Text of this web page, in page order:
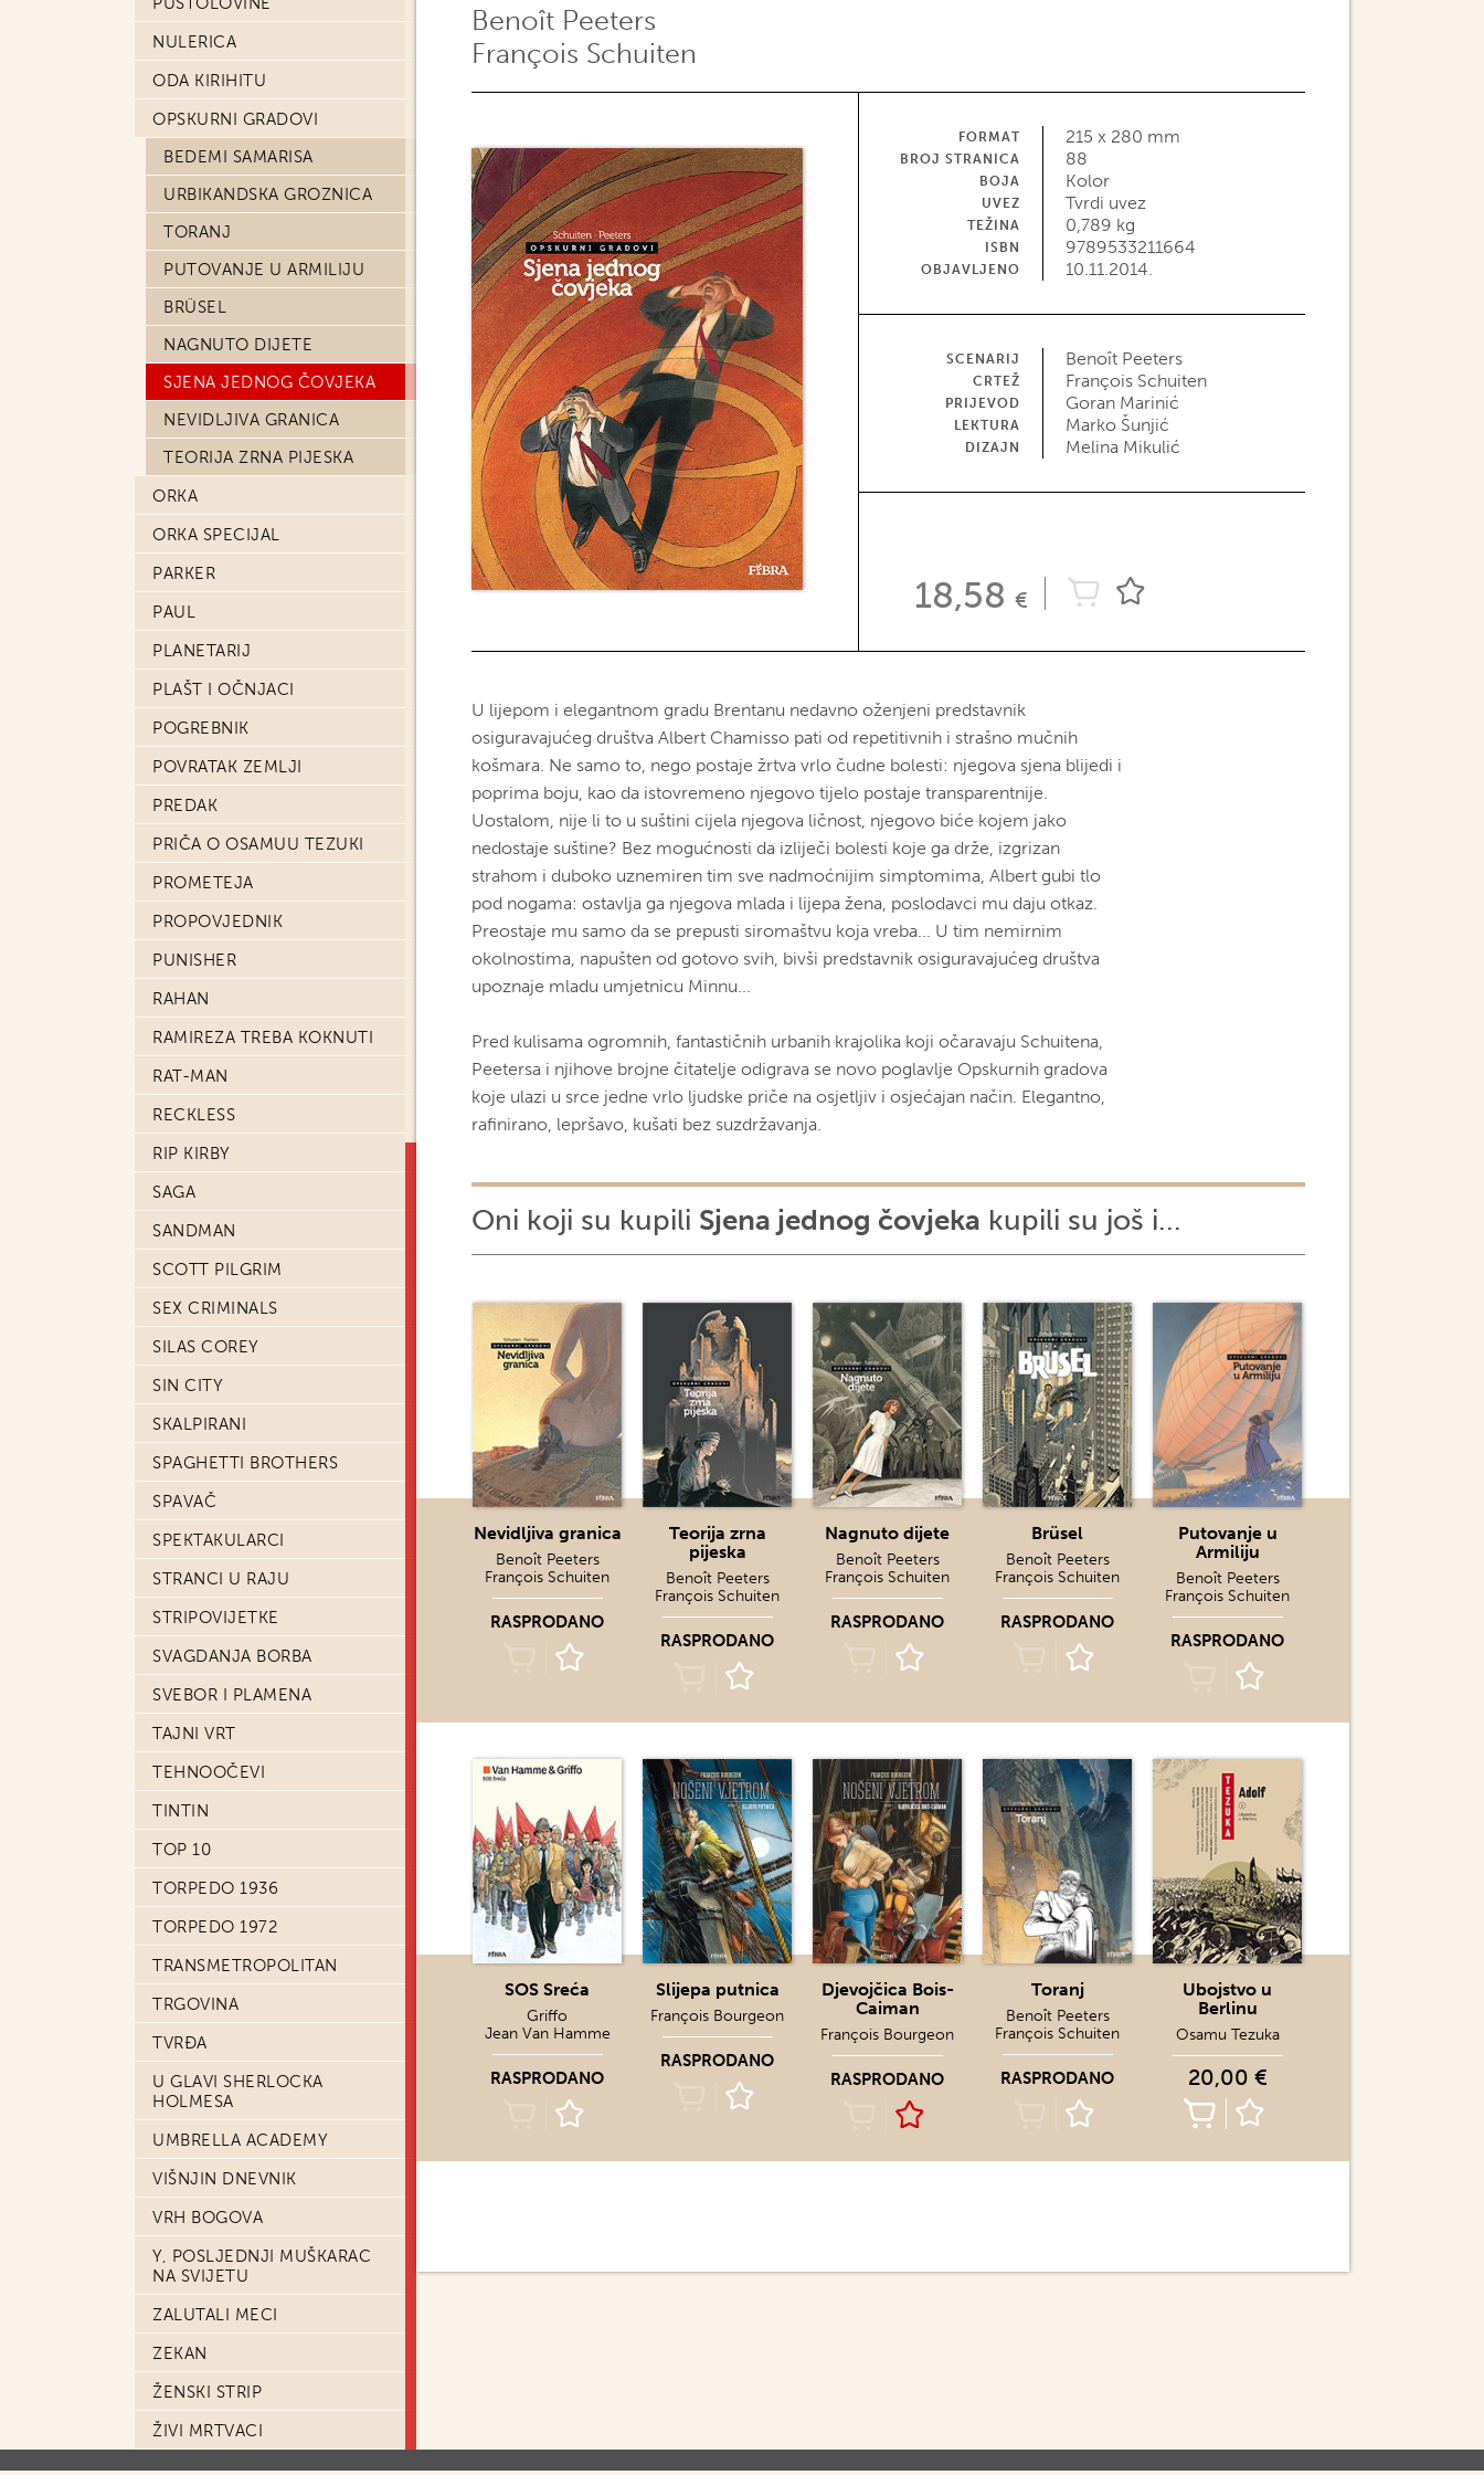
NULERICA
ODA KIRIHITU
OPSKURNI GRADOVI
BEDEMI SAMARISA
URBIKANDSKA GROZNICA
TORANJ
PUTOVANJE U ARMILIJU
BRÜSEL
NAGNUTO DIJETE
SJENA JEDNOG ČOVJEKA
NEVIDLJIVA GRANICA
TEORIJA ZRNA PIJESKA
ORKA
ORKA SPECIJAL
PARKER
PAUL
PLANETARIJ
PLAŠT I OČNJACI
POGREBNIK
POVRATAK ZEMLJI
PREDAK
PRIČA O OSAMUU TEZUKI
PROMETEJA
PROPOVJEDNIK
PUNISHER
RAHAN
RAMIREZA TREBA KOKNUTI
RAT-MAN
RECKLESS
RIP KIRBY
SAGA
SANDMAN
SCOTT PILGRIM
SEX CRIMINALS
SILAS COREY
SIN CITY
SKALPIRANI
SPAGHETTI BROTHERS
SPAVAČ
SPEKTAKULARCI
STRANCI U RAJU
STRIPOVIJETKE
SVAGDANJA BORBA
SVEBOR I PLAMENA
TAJNI VRT
TEHNOOČEVI
TINTIN
TOP 10
TORPEDO 1936
TORPEDO 1972
TRANSMETROPOLITAN
TRGOVINA
TVRĐA
U GLAVI SHERLOCKA
HOLMESA
UMBRELLA ACADEMY
VIŠNJIN DNEVNIK
VRH BOGOVA
Y, POSLJEDNJI MUŠKARAC
NA SVIJETU
ZALUTALI MECI
ZEKAN
ŽENSKI STRIP
ŽIVI MRTVACI
Benoît Peeters
François Schuiten
FORMAT 215 x 280 mm
BROJ STRANICA 88
BOJA Kolor
UVEZ Tvrdi uvez
TEŽINA 0,789 kg
ISBN 9789533211664
OBJAVLJENO 10.11.2014.
SCENARIJ Benoît Peeters
CRTEŽ François Schuiten
PRIJEVOD Goran Marinić
LEKTURA Marko Šunjić
DIZAJN Melina Mikulić
18,58 €
U lijepom i elegantnom gradu Brentanu nedavno oženjeni predstavnik
osiguravajućeg društva Albert Chamisso pati od repetitivnih i strašno mučnih
košmara. Ne samo to, nego postaje žrtva vrlo čudne bolesti: njegova sjena blijedi i
poprima boju, kao da istovremeno njegovo tijelo postaje transparentnije.
Uostalom, nije li to u suštini cijela njegova ličnost, njegovo biće kojem jako
nedostaje suštine? Bez mogućnosti da izliječi bolesti koje ga drže, izgrizan
strahom i duboko uznemiren tim sve nadmoćnijim simptomima, Albert gubi tlo
pod nogama: ostavlja ga njegova mlada i lijepa žena, poslodavci mu daju otkaz.
Preostaje mu samo da se prepusti siromaštvu koja vreba... U tim nemirnim
okolnostima, napušten od gotovo svih, bivši predstavnik osiguravajućeg društva
upoznaje mladu umjetnicu Minnu...
Pred kulisama ogromnih, fantastičnih urbanih krajolika koji očaravaju Schuitena,
Peetersa i njihove brojne čitatelje odigrava se novo poglavlje Opskurnih gradova
koje ulazi u srce jedne vrlo ljudske priče na osjetljiv i osjećajan način. Elegantno,
rafinirano, lepršavo, kušati bez suzdržavanja.
Oni koji su kupili Sjena jednog čovjeka kupili su još i...
Nevidljiva granica
Benoît Peeters
François Schuiten
RASPRODANO
Teorija zrna
pijeska
Benoît Peeters
François Schuiten
RASPRODANO
Nagnuto dijete
Benoît Peeters
François Schuiten
RASPRODANO
Brüsel
Benoît Peeters
François Schuiten
RASPRODANO
Putovanje u
Armiliju
Benoît Peeters
François Schuiten
RASPRODANO
SOS Sreća
Griffo
Jean Van Hamme
RASPRODANO
Slijepa putnica
François Bourgeon
RASPRODANO
Djevojčica Bois-
Caiman
François Bourgeon
RASPRODANO
Toranj
Benoît Peeters
François Schuiten
RASPRODANO
Ubojstvo u
Berlinu
Osamu Tezuka
20,00 €